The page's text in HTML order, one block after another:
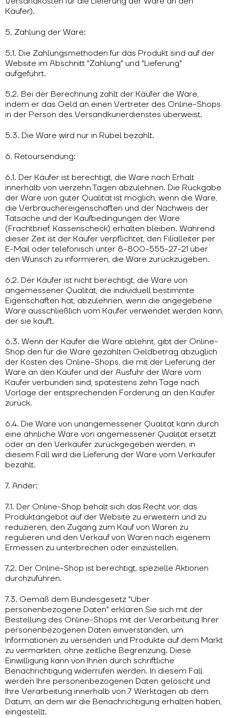
Käufer).
5. Zahlung der Ware:
5.1. Die Zahlungsmethoden für das Produkt sind auf der
Website im Abschnitt "Zahlung" und "Lieferung"
aufgeführt.
5.2. Bei der Berechnung zahlt der Käufer die Ware,
indem er das Geld an einen Vertreter des Online-Shops
in der Person des Versandkurierdienstes überweist.
5.3. Die Ware wird nur in Rubel bezahlt.
6. Retoursendung:
6.1. Der Käufer ist berechtigt, die Ware nach Erhalt
innerhalb von vierzehn Tagen abzulehnen. Die Rückgabe
der Ware von guter Qualität ist möglich, wenn die Ware,
die Verbrauchereigenschaften und der Nachweis der
Tatsache und der Kaufbedingungen der Ware
(Frachtbrief, Kassenscheck) erhalten bleiben. Während
dieser Zeit ist der Käufer verpflichtet, den Filialleiter per
E-Mail oder telefonisch unter 8-800-555-27-21 über
den Wunsch zu informieren, die Ware zurückzugeben.
6.2. Der Käufer ist nicht berechtigt, die Ware von
angemessener Qualität, die individuell bestimmte
Eigenschaften hat, abzulehnen, wenn die angegebene
Ware ausschließlich vom Käufer verwendet werden kann,
der sie kauft.
6.3. Wenn der Käufer die Ware ablehnt, gibt der Online-
Shop den für die Ware gezahlten Geldbetrag abzüglich
der Kosten des Online-Shops, die mit der Lieferung der
Ware an den Käufer und der Ausfuhr der Ware vom
Käufer verbunden sind, spätestens zehn Tage nach
Vorlage der entsprechenden Forderung an den Käufer
zurück.
6.4. Die Ware von unangemessener Qualität kann durch
eine ähnliche Ware von angemessener Qualität ersetzt
oder an den Verkäufer zurückgegeben werden, in
diesem Fall wird die Lieferung der Ware vom Verkäufer
bezahlt.
7. Ander:
7.1. Der Online-Shop behält sich das Recht vor, das
Produktangebot auf der Website zu erweitern und zu
reduzieren, den Zugang zum Kauf von Waren zu
regulieren und den Verkauf von Waren nach eigenem
Ermessen zu unterbrechen oder einzustellen.
7.2. Der Online-Shop ist berechtigt, spezielle Aktionen
durchzuführen.
7.3. Gemäß dem Bundesgesetz "Über
personenbezogene Daten" erklären Sie sich mit der
Bestellung des Online-Shops mit der Verarbeitung Ihrer
personenbezogenen Daten einverstanden, um
Informationen zu versenden und Produkte auf dem Markt
zu vermarkten, ohne zeitliche Begrenzung. Diese
Einwilligung kann von Ihnen durch schriftliche
Benachrichtigung widerrufen werden. In diesem Fall
werden Ihre personenbezogenen Daten gelöscht und
Ihre Verarbeitung innerhalb von 7 Werktagen ab dem
Datum, an dem wir die Benachrichtigung erhalten haben,
eingestellt.